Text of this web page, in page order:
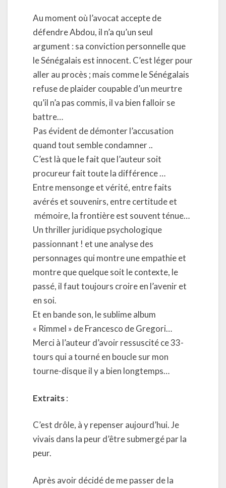
Au moment où l’avocat accepte de
défendre Abdou, il n’a qu’un seul
argument : sa conviction personnelle que
le Sénégalais est innocent. C’est léger pour
aller au procès ; mais comme le Sénégalais
refuse de plaider coupable d’un meurtre
qu’il n’a pas commis, il va bien falloir se
battre…
Pas évident de démonter l’accusation
quand tout semble condamner ..
C’est là que le fait que l’auteur soit
procureur fait toute la différence …
Entre mensonge et vérité, entre faits
avérés et souvenirs, entre certitude et
mémoire, la frontière est souvent ténue…
Un thriller juridique psychologique
passionnant ! et une analyse des
personnages qui montre une empathie et
montre que quelque soit le contexte, le
passé, il faut toujours croire en l’avenir et
en soi.
Et en bande son, le sublime album
« Rimmel » de Francesco de Gregori…
Merci à l’auteur d’avoir ressuscité ce 33-
tours qui a tourné en boucle sur mon
tourne-disque il y a bien longtemps…
Extraits:
C’est drôle, à y repenser aujourd’hui. Je
vivais dans la peur d’être submergé par la
peur.
Après avoir décidé de me passer de la